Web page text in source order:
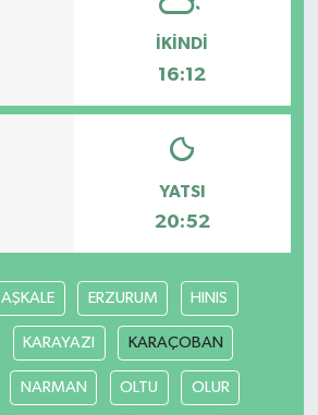
İKINDI
16:12
YATSI
20:52
AŞKALE ERZURUM HINIS
KARAYAZI KARAÇOBAN
NARMAN OLTU OLUR